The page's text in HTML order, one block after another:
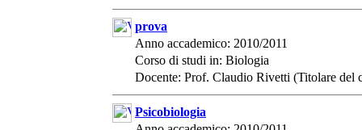
prova
Anno accademico: 2010/2011
Corso di studi in: Biologia
Docente: Prof. Claudio Rivetti (Titolare del
Psicobiologia